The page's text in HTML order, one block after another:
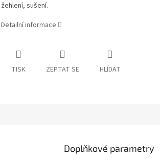
žehlení, sušení.
Detailní informace
TISK ZEPTAT SE HLÍDAT
Doplňkové parametry